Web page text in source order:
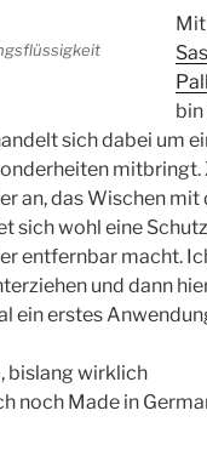
bin
sich dabei um
mitbringt.
an, das Wischen mit
sich wohl eine
entfernbar macht.
und dann
ein erstes
bislang wirklich
noch Made in